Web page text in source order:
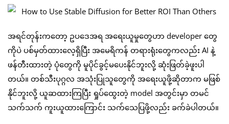
အရင်တုန်းကတော့ ဥပဒေအရ အရေးယူမှုတွေဟာ developer တွေ
ကိုပဲ ပစ်မှတ်ထားလေ့ရှိပြီး အမေရိကန် တရားရုံးတွေကလည်း AI နဲ့
ဖန်တီးထားတဲ့ ပုံတွေကို မူပိုင်ခွင့်မပေးနိုင်ဘူးလို့ ဆုံးဖြတ်ခဲ့ဖူးပါ
တယ်။ တစ်သီးပုဂ္ဂလ အသုံးပြုသူတွေကို အရေးယူဖို့ဆိုတာက မဖြစ်
နိုင်ဘူးလို့ ယူဆထားကြပြီး ရှုပ်ထွေးတဲ့ model အတွင်းမှာ တမင်
သက်သက် ကူးယူထားကြောင်း သက်သေပြဖို့လည်း ခက်ခဲပါတယ်။